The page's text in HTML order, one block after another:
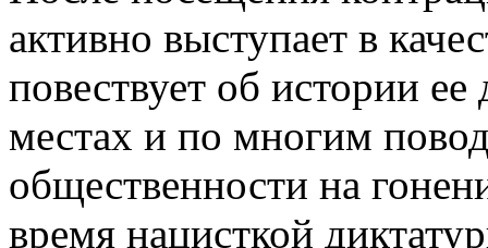
активно выступает в
повествует об истории
местах и по многим
общественности на
время нацисткой